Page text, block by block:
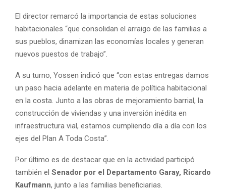
El director remarcó la importancia de estas soluciones
habitacionales “que consolidan el arraigo de las familias a
sus pueblos, dinamizan las economías locales y generan
nuevos puestos de trabajo”.
A su turno, Yossen indicó que “con estas entregas damos
un paso hacia adelante en materia de política habitacional
en la costa. Junto a las obras de mejoramiento barrial, la
construcción de viviendas y una inversión inédita en
infraestructura vial, estamos cumpliendo día a día con los
ejes del Plan A Toda Costa”.
Por último es de destacar que en la actividad participó
también el Senador por el Departamento Garay, Ricardo
Kaufmann, junto a las familias beneficiarias.